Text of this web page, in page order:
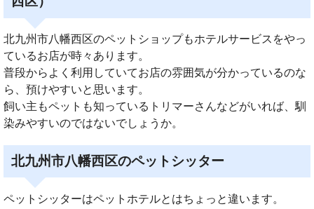
北九州市八幡西区のペットショップもホテルサービスをやっ
ているお店が時々あります。
普段からよく利用していてお店の雰囲気が分かっているのな
ら、預けやすいと思います。
飼い主もペットも知っているトリマーさんなどがいれば、馴
染みやすいのではないでしょうか。
北九州市八幡西区のペットシッター
ペットシッターはペットホテルとはちょっと違います。